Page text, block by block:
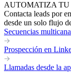
AUTOMATIZA
Contacta leads por
desde un solo flujo
Secuencias
Prospección en
Llamadas desde la